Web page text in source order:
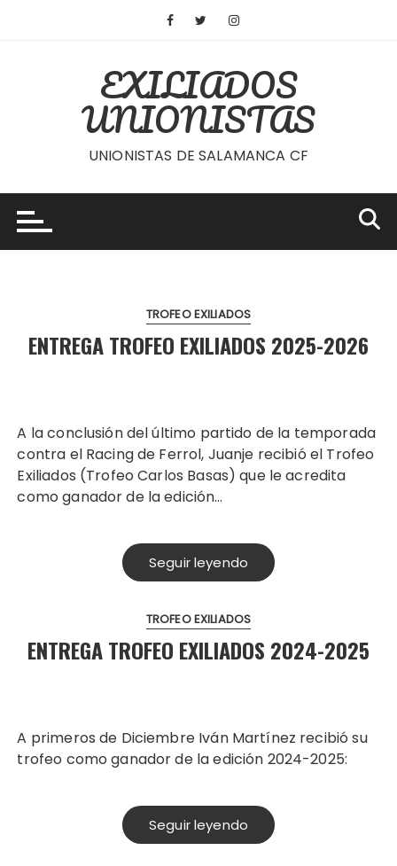
EXILIADOS
UNIONISTAS
UNIONISTAS DE SALAMANCA CF
TROFEO EXILIADOS
ENTREGA TROFEO EXILIADOS 2025-2026
A la conclusión del último partido de la temporada
contra el Racing de Ferrol, Juanje recibió el Trofeo
Exiliados (Trofeo Carlos Basas) que le acredita
como ganador de la edición…
Seguir leyendo
TROFEO EXILIADOS
ENTREGA TROFEO EXILIADOS 2024-2025
A primeros de Diciembre Iván Martínez recibió su
trofeo como ganador de la edición 2024-2025:
Seguir leyendo